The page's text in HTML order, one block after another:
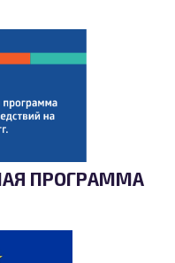
ПРОГРАММА